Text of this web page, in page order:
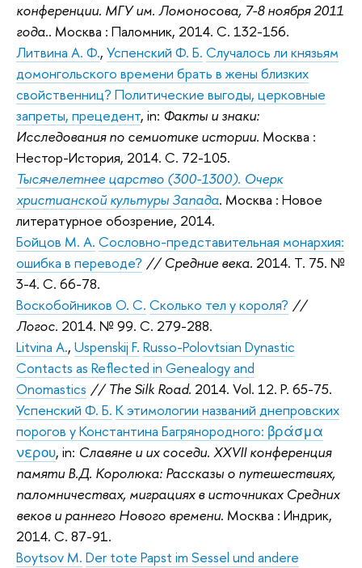
конференции. МГУ им. Ломоносова, 7-8 ноября 2011
года.. Москва : Паломник, 2014. С. 132-156.
Литвина А. Ф., Успенский Ф. Б. Случалось ли князьям
домонгольского времени брать в жены близких
свойственниц? Политические выгоды, церковные
запреты, прецедент, in: Факты и знаки:
Исследования по семиотике истории. Москва :
Нестор-История, 2014. С. 72-105.
Тысячелетнее царство (300-1300). Очерк
христианской культуры Запада. Москва : Новое
литературное обозрение, 2014.
Бойцов М. А. Сословно-представительная монархия:
ошибка в переводе? // Средние века. 2014. Т. 75. №
3-4. C. 66-78.
Воскобойников О. С. Сколько тел у короля? //
Логос. 2014. № 99. C. 279-288.
Litvina A., Uspenskij F. Russo-Polovtsian Dynastic
Contacts as Reflected in Genealogy and
Onomastics // The Silk Road. 2014. Vol. 12. P. 65-75.
Успенский Ф. Б. К этимологии названий днепровских
порогов у Константина Багрянородного: βράσμα
νερου, in: Славяне и их соседи. ХХVII конференция
памяти В.Д. Королюка: Рассказы о путешествиях,
паломничествах, миграциях в источниках Средних
веков и раннего Нового времени. Москва : Индрик,
2014. С. 87-91.
Boytsov M. Der tote Papst im Sessel und andere